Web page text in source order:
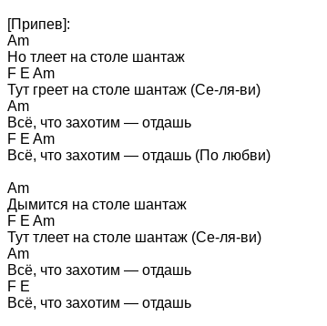
[Припев]:
Am
Но тлеет на столе шантаж
F E Am
Тут греет на столе шантаж (Се-ля-ви)
Am
Всё, что захотим — отдашь
F E Am
Всё, что захотим — отдашь (По любви)
Am
Дымится на столе шантаж
F E Am
Тут тлеет на столе шантаж (Се-ля-ви)
Am
Всё, что захотим — отдашь
F E
Всё, что захотим — отдашь